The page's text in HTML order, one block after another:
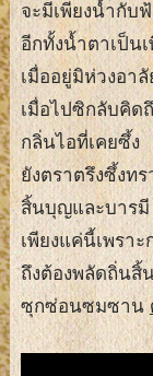
จะมีเพียงน้ำกับ
อีกทั้งน้ำตาเป็น
เมื่ออยู่มิห่วงอาลั
เมื่อไปซิกลับคิด
กลิ่นไอที่เคยซึ้ง
ยังตราตรึงซึ้งท
สิ้นบุญและบารมี
เพียงแค่นี้เพรา
ถึงต้องพลัดถิ่นสิ้
ซุกซ่อนซมซาน